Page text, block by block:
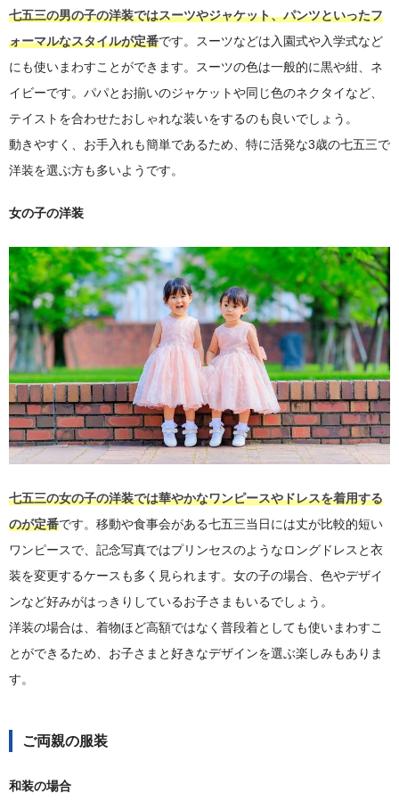
七五三の男の子の洋装ではスーツやジャケット、パンツといったフ
ォーマルなスタイルが定番です。スーツなどは入園式や入学式など
にも使いまわすことができます。スーツの色は一般的に黒や紺、ネ
イビーです。パパとお揃いのジャケットや同じ色のネクタイなど、
テイストを合わせたおしゃれな装いをするのも良いでしょう。
動きやすく、お手入れも簡単であるため、特に活発な3歳の七五三で
洋装を選ぶ方も多いようです。
女の子の洋装
七五三の女の子の洋装では華やかなワンピースやドレスを着用する
のが定番です。移動や食事会がある七五三当日には丈が比較的短い
ワンピースで、記念写真ではプリンセスのようなロングドレスと衣
装を変更するケースも多く見られます。女の子の場合、色やデザイ
ンなど好みがはっきりしているお子さまもいるでしょう。
洋装の場合は、着物ほど高額ではなく普段着としても使いまわすこ
とができるため、お子さまと好きなデザインを選ぶ楽しみもありま
す。
ご両親の服装
和装の場合